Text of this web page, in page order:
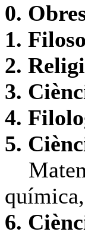
0.
1.
2.
3.
4.
5.
6.